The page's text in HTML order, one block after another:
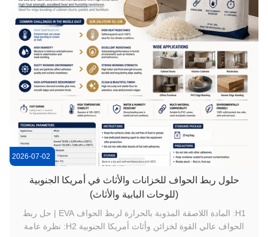
2026-07-02
حلول ربط الحواف للخزانات والأثاث في أمريكا الجنوبية
(للوحات البابية والأثاث)
H1: المادة اللاصقة المذوبة بالحرارة لربط الحواف EVA | حل ربط
الحواف عالي القوة لخزائن وأثاث أمريكا الجنوبية H2: نظرة عامة